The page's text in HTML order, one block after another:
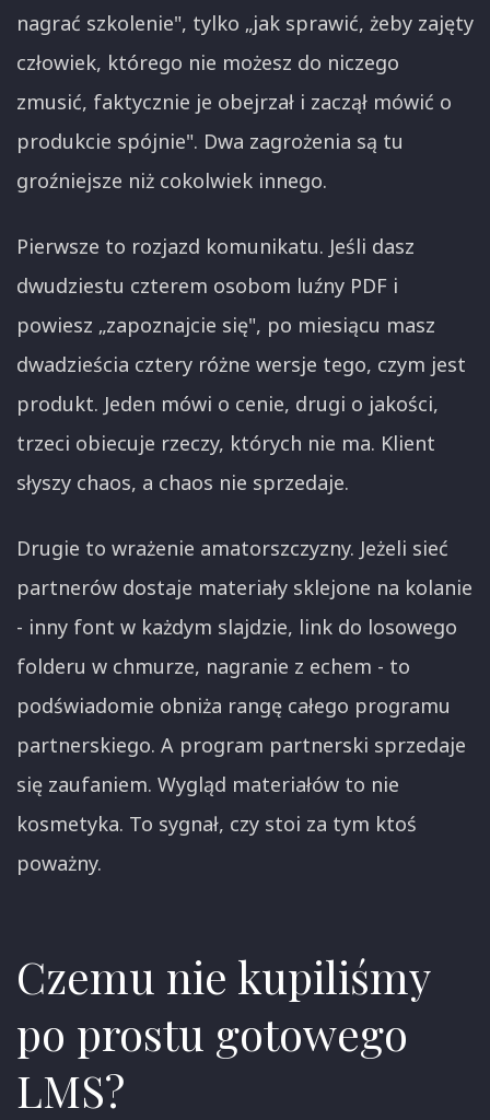
nagrać szkolenie", tylko „jak sprawić, żeby zajęty
człowiek, którego nie możesz do niczego
zmusić, faktycznie je obejrzał i zaczął mówić o
produkcie spójnie". Dwa zagrożenia są tu
groźniejsze niż cokolwiek innego.
Pierwsze to rozjazd komunikatu. Jeśli dasz
dwudziestu czterem osobom luźny PDF i
powiesz „zapoznajcie się", po miesiącu masz
dwadzieścia cztery różne wersje tego, czym jest
produkt. Jeden mówi o cenie, drugi o jakości,
trzeci obiecuje rzeczy, których nie ma. Klient
słyszy chaos, a chaos nie sprzedaje.
Drugie to wrażenie amatorszczyzny. Jeżeli sieć
partnerów dostaje materiały sklejone na kolanie
- inny font w każdym slajdzie, link do losowego
folderu w chmurze, nagranie z echem - to
podświadomie obniża rangę całego programu
partnerskiego. A program partnerski sprzedaje
się zaufaniem. Wygląd materiałów to nie
kosmetyka. To sygnał, czy stoi za tym ktoś
poważny.
Czemu nie kupiliśmy
po prostu gotowego
LMS?